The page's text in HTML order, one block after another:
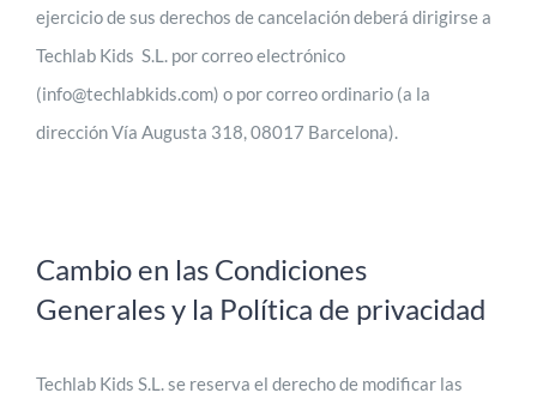
ejercicio de sus derechos de cancelación deberá dirigirse a
Techlab Kids S.L. por correo electrónico
(info@techlabkids.com) o por correo ordinario (a la
dirección Vía Augusta 318, 08017 Barcelona).
Cambio en las Condiciones
Generales y la Política de privacidad
Techlab Kids S.L. se reserva el derecho de modificar las